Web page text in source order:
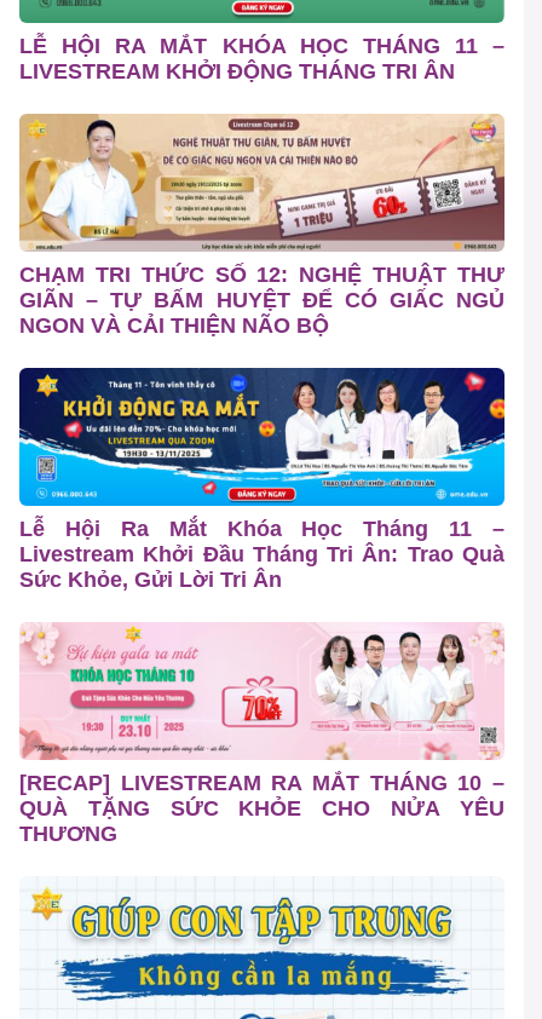
LỄ HỘI RA MẮT KHÓA HỌC THÁNG 11 –
LIVESTREAM KHỞI ĐỘNG THÁNG TRI ÂN
CHẠM TRI THỨC SỐ 12: NGHỆ THUẬT THƯ
GIÃN – TỰ BẤM HUYỆT ĐỂ CÓ GIẤC NGỦ
NGON VÀ CẢI THIỆN NÃO BỘ
Lễ Hội Ra Mắt Khóa Học Tháng 11 –
Livestream Khởi Đầu Tháng Tri Ân: Trao Quà
Sức Khỏe, Gửi Lời Tri Ân
[RECAP] LIVESTREAM RA MẮT THÁNG 10 –
QUÀ TẶNG SỨC KHỎE CHO NỬA YÊU
THƯƠNG